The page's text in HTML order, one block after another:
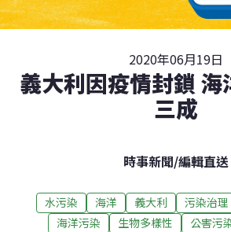
2020年06月19日
義大利因疫情封鎖
三成
時事新聞/編輯直送
水污染 海洋 義大利 污染治理
海洋污染
生物多樣性 公害污